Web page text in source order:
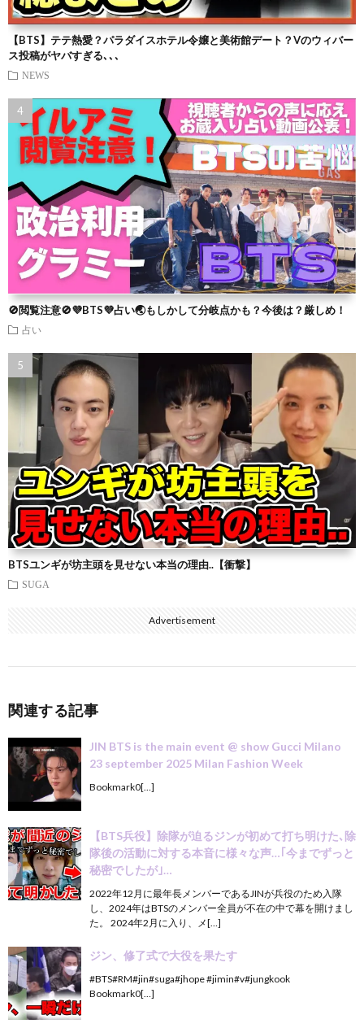
【BTS】テテ熱愛？パラダイスホテル令嬢と美術館デート？Vのウィバー
ス投稿がヤバすぎる､､､
NEWS
🚫閲覧注意🚫💜BTS💜占い🌏もしかして分岐点かも？今後は？厳しめ！
占い
BTSユンギが坊主頭を見せない本当の理由..【衝撃】
SUGA
Advertisement
関連する記事
JIN BTS is the main event @ show Gucci Milano
23 september 2025 Milan Fashion Week
Bookmark0[…]
【BTS兵役】除隊が迫るジンが初めて打ち明けた､除
隊後の活動に対する本音に様々な声…｢今までずっと
秘密でしたが｣…
2022年12月に最年長メンバーであるJINが兵役のため入隊
し、2024年はBTSのメンバー全員が不在の中で幕を開けまし
た。 2024年2月に入り、メ[…]
ジン、修了式で大役を果たす
#BTS#RM#jin#suga#jhope #jimin#v#jungkook
Bookmark0[…]